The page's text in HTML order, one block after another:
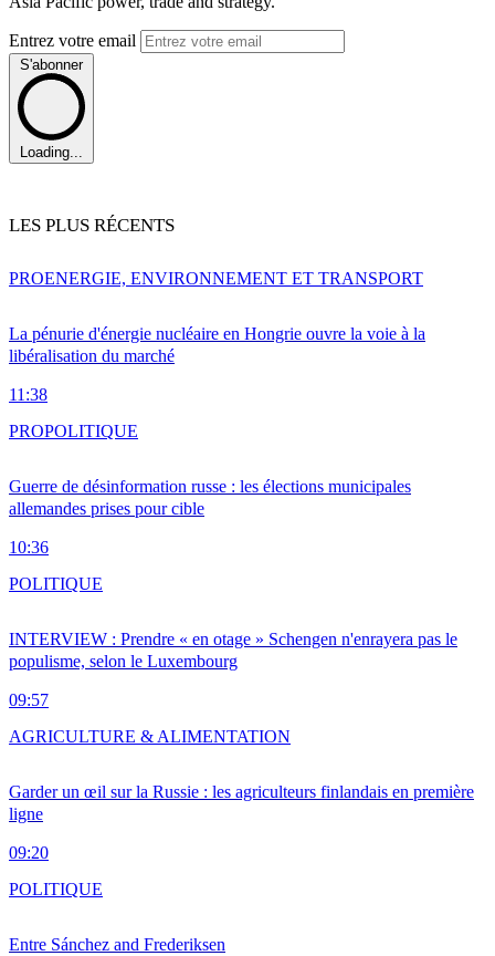
Entrez votre email
S'abonner
Loading...
LES PLUS RÉCENTS
La pénurie d'énergie nucléaire en Hongrie ouvre la voie à la
libéralisation du marché
11:38
PROENERGIE, ENVIRONNEMENT ET TRANSPORT
Guerre de désinformation russe : les élections municipales
allemandes prises pour cible
10:36
PROPOLITIQUE
INTERVIEW : Prendre « en otage » Schengen n'enrayera pas le
populisme, selon le Luxembourg
09:57
POLITIQUE
Garder un œil sur la Russie : les agriculteurs finlandais en première
ligne
09:20
AGRICULTURE & ALIMENTATION
Entre Sánchez and Frederiksen
POLITIQUE